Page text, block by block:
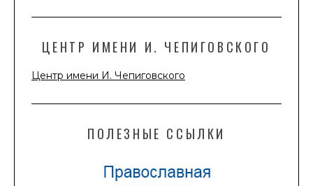
ЦЕНТР ИМЕНИ И. ЧЕПИГОВСКОГО
Центр имени И. Чепиговского
ПОЛЕЗНЫЕ ССЫЛКИ